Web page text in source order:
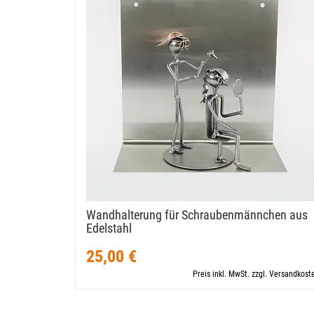
Wandhalterung für Schraubenmännchen aus
Edelstahl
25,00 €
Preis inkl. MwSt. zzgl.